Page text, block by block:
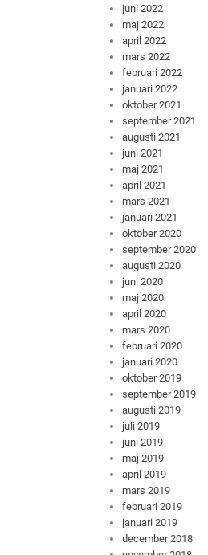
juni 2022
maj 2022
april 2022
mars 2022
februari 2022
januari 2022
oktober 2021
september 2021
augusti 2021
juni 2021
maj 2021
april 2021
mars 2021
januari 2021
oktober 2020
september 2020
augusti 2020
juni 2020
maj 2020
april 2020
mars 2020
februari 2020
januari 2020
oktober 2019
september 2019
augusti 2019
juli 2019
juni 2019
maj 2019
april 2019
mars 2019
februari 2019
januari 2019
december 2018